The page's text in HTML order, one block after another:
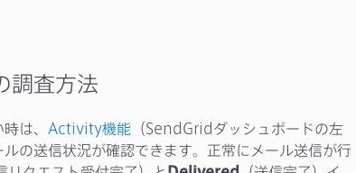
調査方法
は、 Activity機能 （SendGridダッシュボードの左
の送信状況が確認できます。正常にメール送信が行